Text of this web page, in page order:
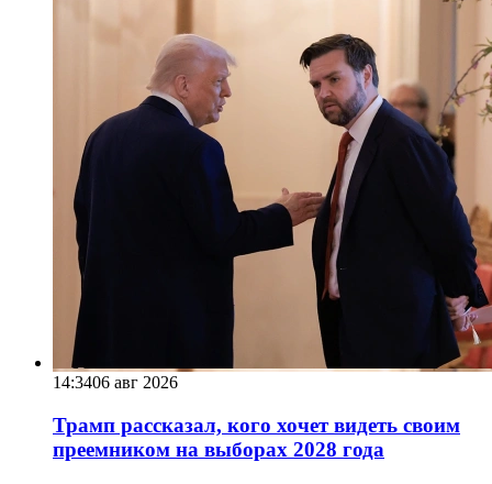
14:3406 авг 2026
Трамп рассказал, кого хочет видеть своим
преемником на выборах 2028 года